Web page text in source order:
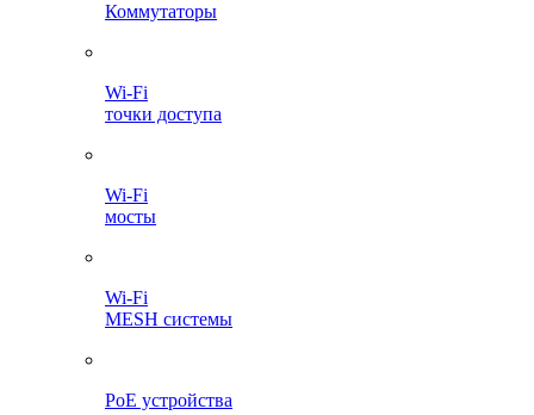
Коммутаторы
Wi-Fi
точки доступа
Wi-Fi
мосты
Wi-Fi
MESH системы
PoE устройства